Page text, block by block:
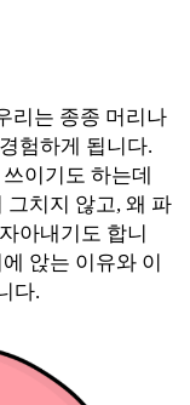
리는 종종 머리나
험하게 됩니다.
이기도 하는데
그치지 않고, 왜 파
아내기도 합니
앉는 이유와 이
다.